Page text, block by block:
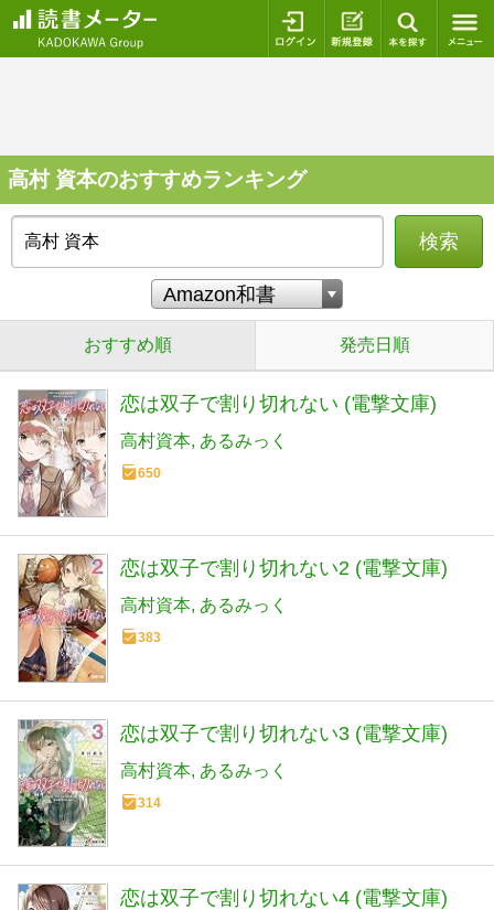
ログイン 新規登録
高村 資本のおすすめランキング
検索
おすすめ順 発売日順
恋は双子で割り切れない (電撃文庫)
高村資本 あるみっく
650
恋は双子で割り切れない2 (電撃文庫)
高村資本 あるみっく
383
恋は双子で割り切れない3 (電撃文庫)
高村資本 あるみっく
314
恋は双子で割り切れない4 (電撃文庫)